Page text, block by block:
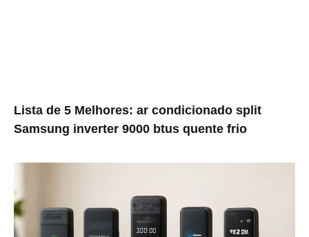
Lista de 5 Melhores: ar condicionado split
Samsung inverter 9000 btus quente frio